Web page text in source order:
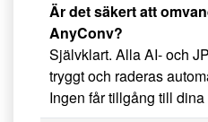
Är det säkert att
AnyConv?
Självklart. Alla AI- och
tryggt och raderas
Ingen får tillgång till dina